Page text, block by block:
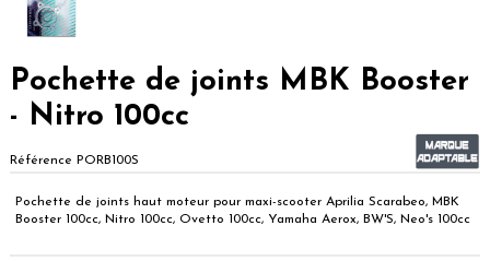
Pochette de joints MBK Booster
- Nitro 100cc
Référence PORB100S
Pochette de joints haut moteur pour maxi-scooter Aprilia Scarabeo, MBK
Booster 100cc, Nitro 100cc, Ovetto 100cc, Yamaha Aerox, BW'S, Neo's 100cc